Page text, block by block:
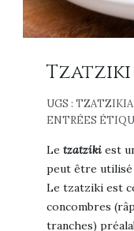
Tzatziki
UGS :
ENTRÉES
Le tzatzíki est
peut être utilisé
Le tzatziki est
concombres
tranches)